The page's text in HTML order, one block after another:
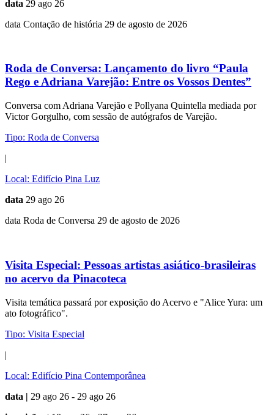
data 29 ago 26
data Contação de história 29 de agosto de 2026
Roda de Conversa: Lançamento do livro “Paula
Rego e Adriana Varejão: Entre os Vossos Dentes”
Conversa com Adriana Varejão e Pollyana Quintella mediada por
Victor Gorgulho, com sessão de autógrafos de Varejão.
Tipo: Roda de Conversa
|
Local: Edifício Pina Luz
data 29 ago 26
data Roda de Conversa 29 de agosto de 2026
Visita Especial: Pessoas artistas asiático-brasileiras
no acervo da Pinacoteca
Visita temática passará por exposição do Acervo e "Alice Yura: um
ato fotográfico".
Tipo: Visita Especial
|
Local: Edifício Pina Contemporânea
data | 29 ago 26 - 29 ago 26